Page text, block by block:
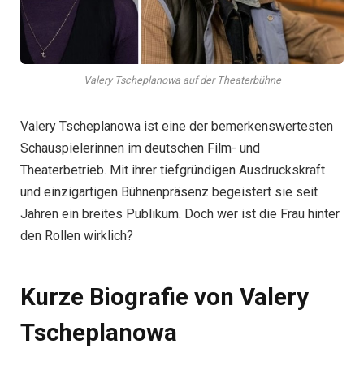
Valery Tscheplanowa auf der Theaterbühne
Valery Tscheplanowa ist eine der bemerkenswertesten
Schauspielerinnen im deutschen Film- und
Theaterbetrieb. Mit ihrer tiefgründigen Ausdruckskraft
und einzigartigen Bühnenpräsenz begeistert sie seit
Jahren ein breites Publikum. Doch wer ist die Frau hinter
den Rollen wirklich?
Kurze Biografie von Valery
Tscheplanowa